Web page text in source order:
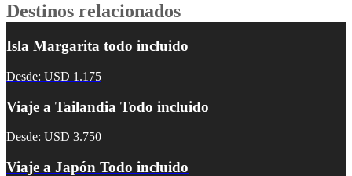
Destinos relacionados
Isla Margarita todo incluido
Desde: USD 1.175
Viaje a Tailandia Todo incluido
Desde: USD 3.750
Viaje a Japón Todo incluido